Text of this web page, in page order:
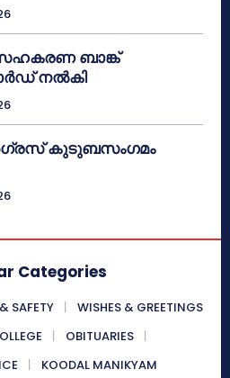
ബാങ്ക്
നൽകി
കുടുബസംഗമം
Categories
SAFETY
WISHES & GREETINGS
OBITUARIES
KOODAL MANIKYAM